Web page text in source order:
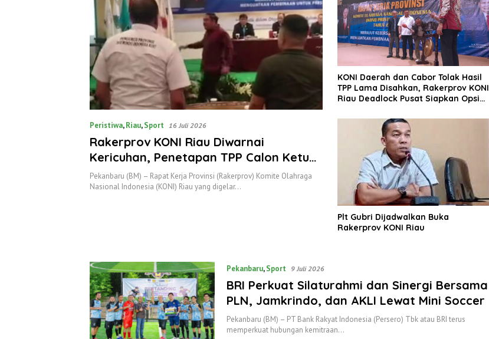
Peristiwa,Riau,Sport 16 Juli 2026
Rakerprov KONI Riau Diwarnai
Kericuhan, Penetapan TPP Calon Ketua
Umum Jadi Pemicu
Pekanbaru (BM) – Rapat Kerja Provinsi (Rakerprov) Komite Olahraga
Nasional Indonesia (KONI) Riau yang digelar…
KONI Daerah dan Cabor Tolak Hasil
TPP Lama Disahkan, Rakerprov KONI
Riau Deadlock Pusat Siapkan Opsi
Plt Gubri Dijadwalkan Buka
Rakerprov KONI Riau
Pekanbaru,Sport 9 Juli 2026
BRI Perkuat Silaturahmi dan Sinergi Bersama
PLN, Jamkrindo, dan AKLI Lewat Mini Soccer
Pekanbaru (BM) – PT Bank Rakyat Indonesia (Persero) Tbk atau BRI terus
memperkuat hubungan kemitraan…